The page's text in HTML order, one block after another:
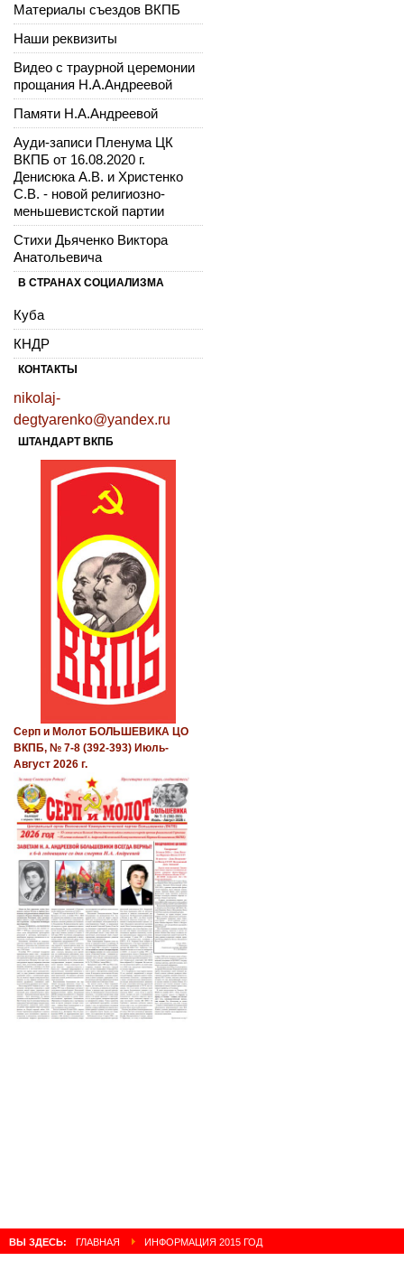
Материалы съездов ВКПБ
Наши реквизиты
Видео с траурной церемонии
прощания Н.А.Андреевой
Памяти Н.А.Андреевой
Ауди-записи Пленума ЦК
ВКПБ от 16.08.2020 г.
Денисюка А.В. и Христенко
С.В. - новой религиозно-
меньшевистской партии
Стихи Дьяченко Виктора
Анатольевича
В СТРАНАХ СОЦИАЛИЗМА
Куба
КНДР
КОНТАКТЫ
nikolaj-
degtyarenko@yandex.ru
ШТАНДАРТ ВКПБ
Серп и Молот БОЛЬШЕВИКА ЦО
ВКПБ, № 7-8 (392-393) Июль-
Август 2026 г.
ВЫ ЗДЕСЬ: ГЛАВНАЯ ИНФОРМАЦИЯ 2015 ГОД